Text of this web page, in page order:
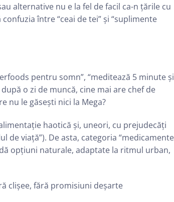
alternative nu e la fel de facil ca-n țările cu
între “ceai de tei” și “suplimente
pentru somn”, “meditează 5 minute și
o zi de muncă, cine mai are chef de
nu le găsești nici la Mega?
haotică și, uneori, cu prejudecăți
de viață”). De asta, categoria
opțiuni naturale, adaptate la ritmul urban,
clișee, fără promisiuni deșarte